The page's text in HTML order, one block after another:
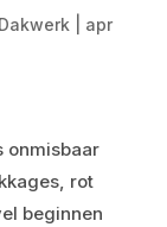
apr
onmisbaar
rot
beginnen